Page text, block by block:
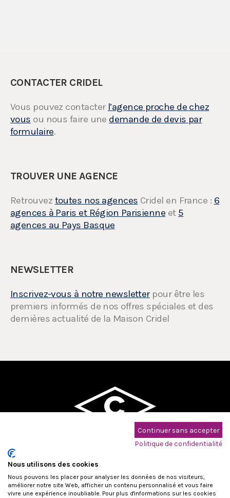
CONTACTER CRIDEL
Vous pouvez contacter l’agence proche de chez
vous ou nous faire une demande de devis par
formulaire.
TROUVER UNE AGENCE
Retrouvez toutes nos agences Cridel en France : 6
agences à Paris et Région Parisienne et 5
agences au Pays Basque
NEWSLETTER
Inscrivez-vous à notre newsletterpour être les
premiers informés de nos offres spéciales et des
dernières actualité de la Maison Cridel
Maison Cridel - Pompes Funèbres
Continuer sans accepter
Politique de confidentialité
Nous utilisons des cookies
Nous pouvons les placer pour analyser les données de nos visiteurs,
améliorer notre site Web, afficher un contenu personnalisé et vous faire
vivre une expérience inoubliable. Pour plus d'informations sur les cookies